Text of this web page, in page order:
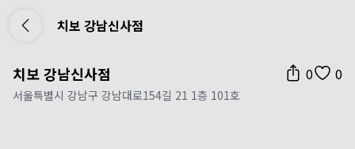
치보 강남신사점
치보 강남신사점 0 0
서울특별시 강남구 강남대로154길 21 1층 101호